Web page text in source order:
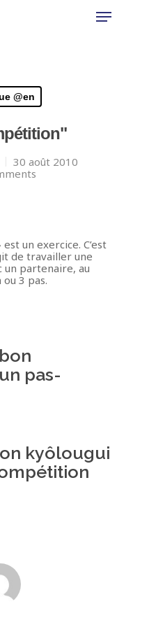
to close
@en
30 août 2010
un exercice. C’est
de travailler une
un partenaire, au
ou 3 pas.
pas-
kyôlougui